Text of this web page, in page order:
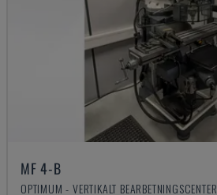
MF 4-B
OPTIMUM - VERTIKALT BEARBETNINGSCENTER